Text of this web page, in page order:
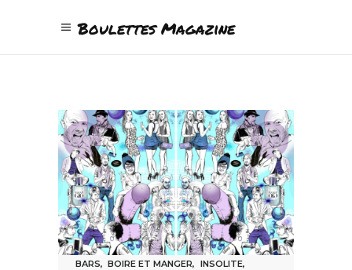
Boulettes Magazine
BARS,BOIRE ET MANGER, INSOLITE,